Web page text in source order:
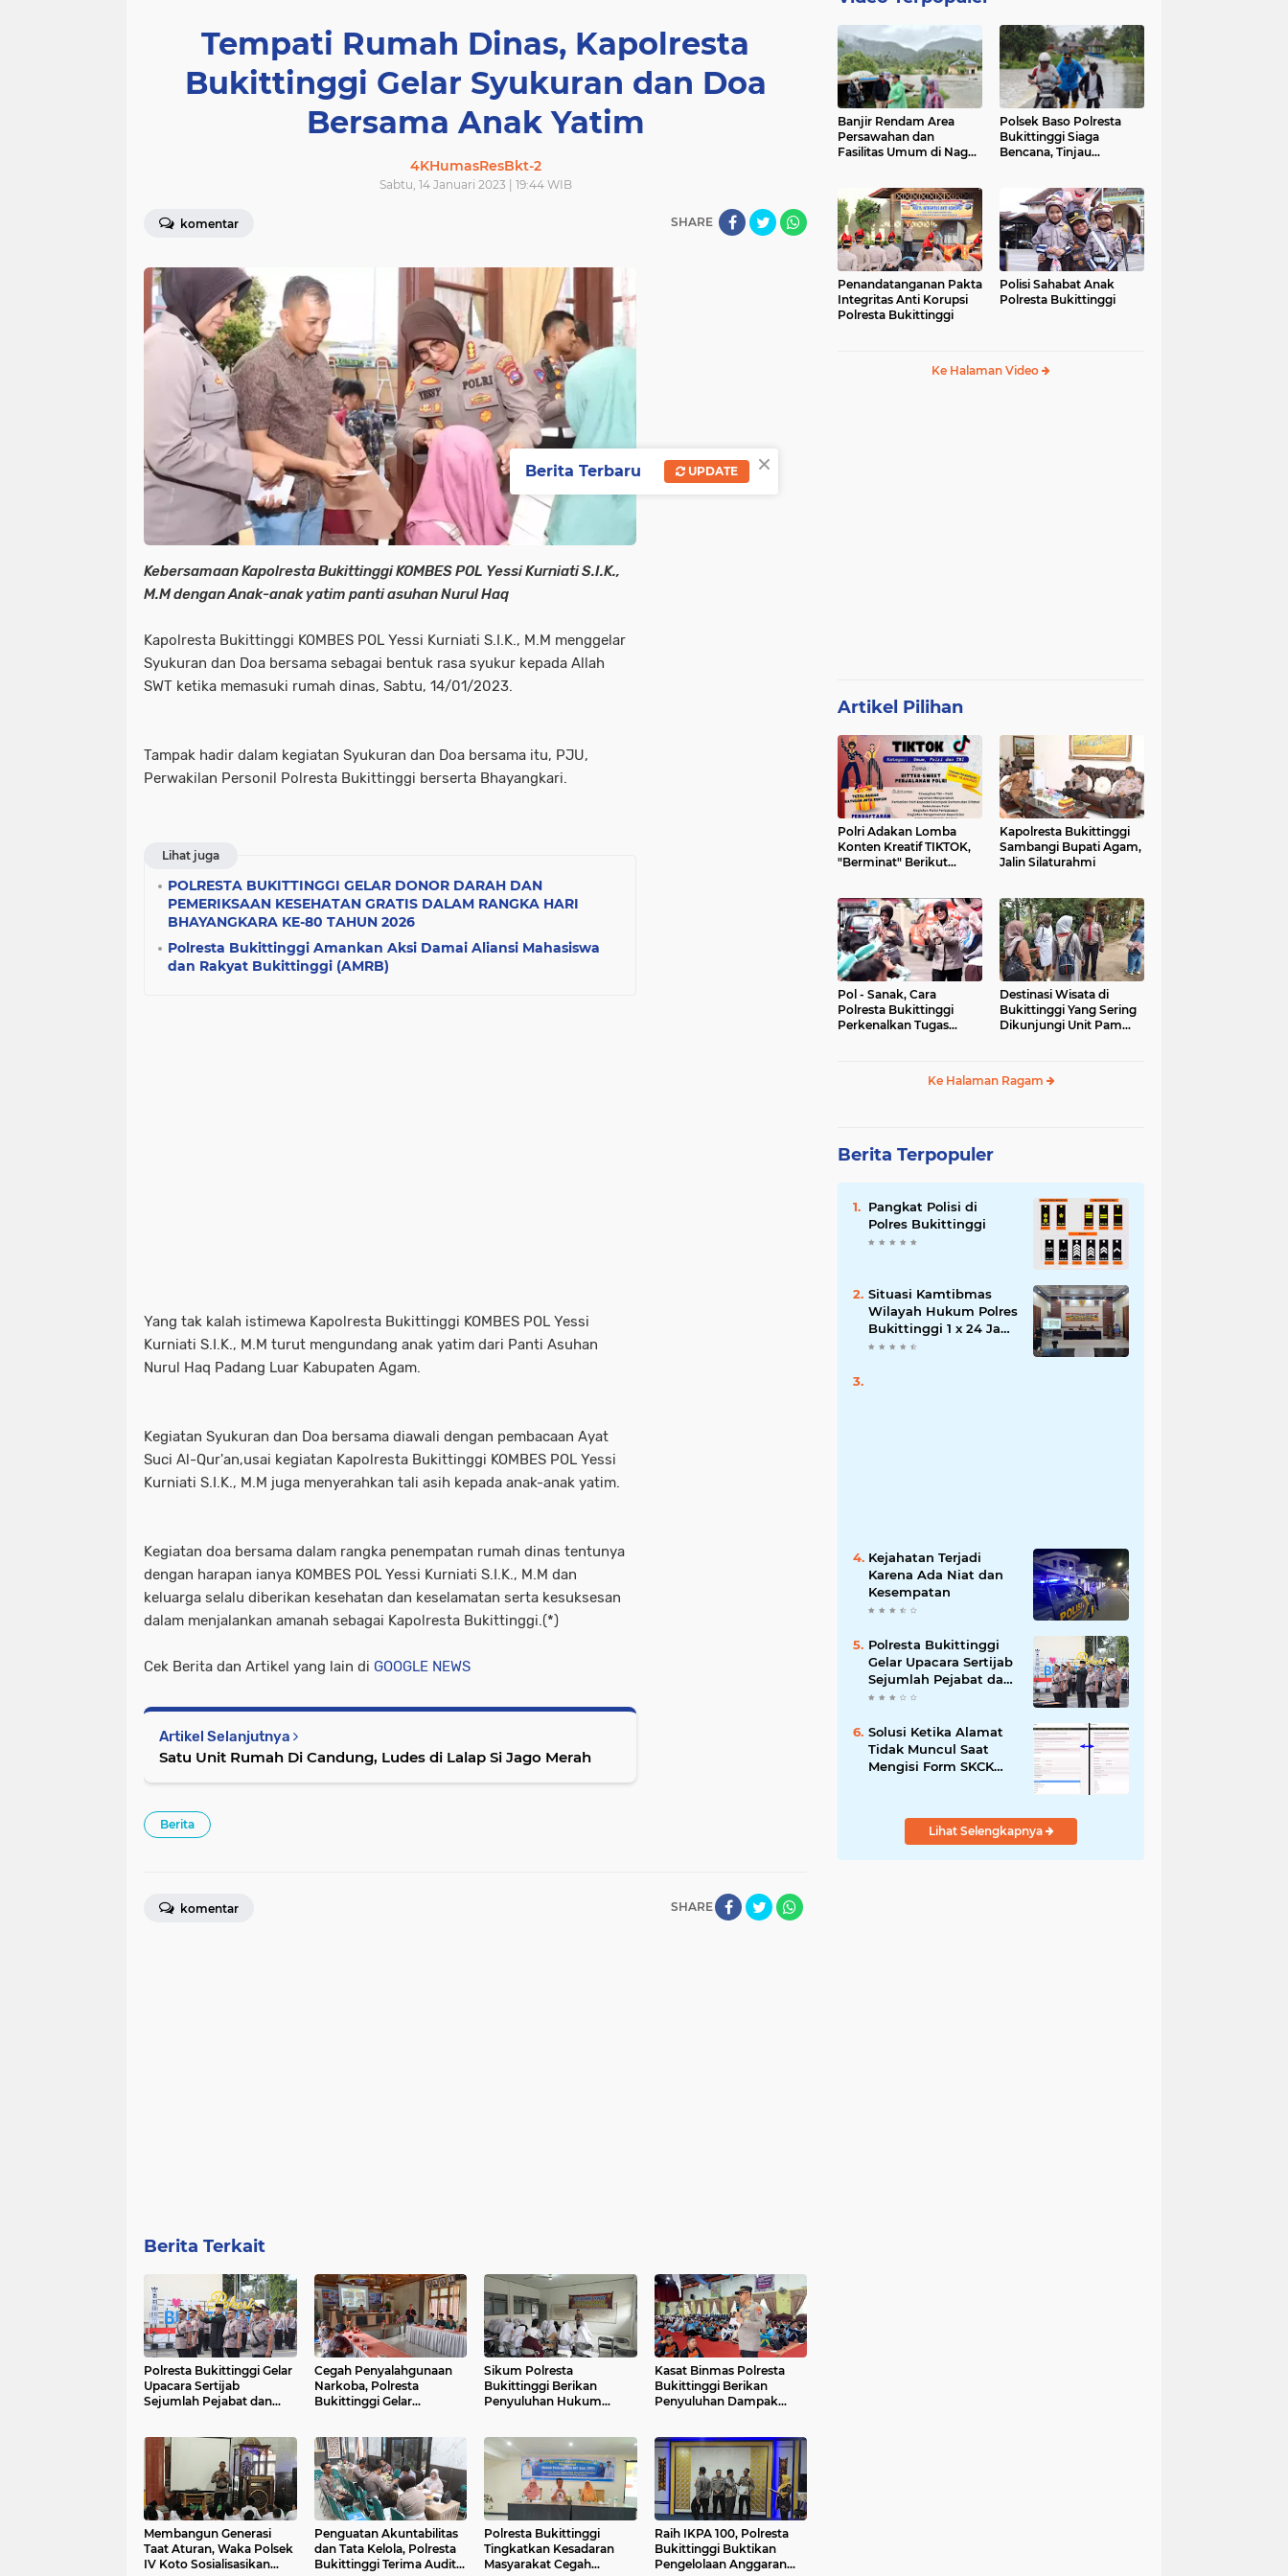
Tempati Rumah Dinas, Kapolresta
Bukittinggi Gelar Syukuran dan Doa
Bersama Anak Yatim
4KHumasResBkt-2
Sabtu, 14 Januari 2023 | 19:44 WIB
komentar SHARE
Kebersamaan Kapolresta Bukittinggi KOMBES POL Yessi Kurniati S.I.K.,
M.M dengan Anak-anak yatim panti asuhan Nurul Haq
Kapolresta Bukittinggi KOMBES POL Yessi Kurniati S.I.K., M.M menggelar
Syukuran dan Doa bersama sebagai bentuk rasa syukur kepada Allah
SWT ketika memasuki rumah dinas, Sabtu, 14/01/2023.
Tampak hadir dalam kegiatan Syukuran dan Doa bersama itu, PJU,
Perwakilan Personil Polresta Bukittinggi berserta Bhayangkari.
Lihat juga
POLRESTA BUKITTINGGI GELAR DONOR DARAH DAN
PEMERIKSAAN KESEHATAN GRATIS DALAM RANGKA HARI
BHAYANGKARA KE-80 TAHUN 2026
Polresta Bukittinggi Amankan Aksi Damai Aliansi Mahasiswa
dan Rakyat Bukittinggi (AMRB)
Yang tak kalah istimewa Kapolresta Bukittinggi KOMBES POL Yessi
Kurniati S.I.K., M.M turut mengundang anak yatim dari Panti Asuhan
Nurul Haq Padang Luar Kabupaten Agam.
Kegiatan Syukuran dan Doa bersama diawali dengan pembacaan Ayat
Suci Al-Qur'an,usai kegiatan Kapolresta Bukittinggi KOMBES POL Yessi
Kurniati S.I.K., M.M juga menyerahkan tali asih kepada anak-anak yatim.
Kegiatan doa bersama dalam rangka penempatan rumah dinas tentunya
dengan harapan ianya KOMBES POL Yessi Kurniati S.I.K., M.M dan
keluarga selalu diberikan kesehatan dan keselamatan serta kesuksesan
dalam menjalankan amanah sebagai Kapolresta Bukittinggi.(*)
Cek Berita dan Artikel yang lain di GOOGLE NEWS
Artikel Selanjutnya
Satu Unit Rumah Di Candung, Ludes di Lalap Si Jago Merah
Berita
SHARE
komentar
Berita Terkait
Polresta Bukittinggi Gelar
Upacara Sertijab
Sejumlah Pejabat dan
Cegah Penyalahgunaan
Narkoba, Polresta
Bukittinggi Gelar
Sikum Polresta
Bukittinggi Berikan
Penyuluhan Hukum
Kasat Binmas Polresta
Bukittinggi Berikan
Penyuluhan Dampak
SMAN 1 Bukittinggi
Membangun Generasi
Taat Aturan, Waka Polsek
IV Koto Sosialisasikan
Penguatan Akuntabilitas
dan Tata Kelola, Polresta
Bukittinggi Terima Audit
Polresta Bukittinggi
Tingkatkan Kesadaran
Masyarakat Cegah
Raih IKPA 100, Polresta
Bukittinggi Buktikan
Pengelolaan Anggaran
Banjir Rendam Area
Persawahan dan
Fasilitas Umum di Nagari
Polsek Baso Polresta
Bukittinggi Siaga
Bencana, Tinjau
Penandatanganan Pakta
Integritas Anti Korupsi
Polresta Bukittinggi
Polisi Sahabat Anak
Polresta Bukittinggi
Ke Halaman Video
Artikel Pilihan
Polri Adakan Lomba
Konten Kreatif TIKTOK,
"Berminat" Berikut
Kapolresta Bukittinggi
Sambangi Bupati Agam,
Jalin Silaturahmi
Pol - Sanak, Cara
Polresta Bukittinggi
Perkenalkan Tugas
Destinasi Wisata di
Bukittinggi Yang Sering
Dikunjungi Unit Pam
Ke Halaman Ragam
Berita Terpopuler
Pangkat Polisi di
Polres Bukittinggi
Situasi Kamtibmas
Wilayah Hukum Polres
Bukittinggi 1 x 24 Jam
Senin 27 Juni 2022
Kejahatan Terjadi
Karena Ada Niat dan
Kesempatan
Polresta Bukittinggi
Gelar Upacara Sertijab
Sejumlah Pejabat dan
laporan Kenaikan
Solusi Ketika Alamat
Tidak Muncul Saat
Mengisi Form SKCK
Lihat Selengkapnya
×
Berita Terbaru UPDATE